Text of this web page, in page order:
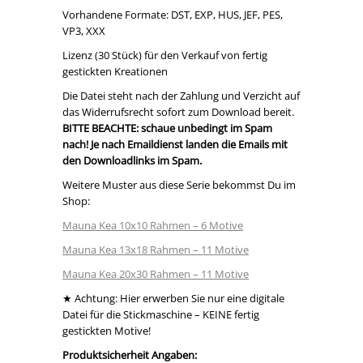
Vorhandene Formate: DST, EXP, HUS, JEF, PES,
VP3, XXX
Lizenz (30 Stück) für den Verkauf von fertig
gestickten Kreationen
Die Datei steht nach der Zahlung und Verzicht auf
das Widerrufsrecht sofort zum Download bereit.
BITTE BEACHTE: schaue unbedingt im Spam
nach! Je nach Emaildienst landen die Emails mit
den Downloadlinks im Spam.
Weitere Muster aus diese Serie bekommst Du im
Shop:
Mauna Kea 10x10 Rahmen – 6 Motive
Mauna Kea 13x18 Rahmen – 11 Motive
Mauna Kea 20x30 Rahmen – 11 Motive
★ Achtung: Hier erwerben Sie nur eine digitale
Datei für die Stickmaschine – KEINE fertig
gestickten Motive!
Produktsicherheit Angaben: